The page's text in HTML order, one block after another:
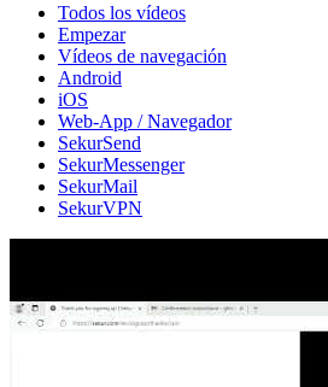
Todos los vídeos
Empezar
Vídeos de navegación
Android
iOS
Web-App / Navegador
SekurSend
SekurMessenger
SekurMail
SekurVPN